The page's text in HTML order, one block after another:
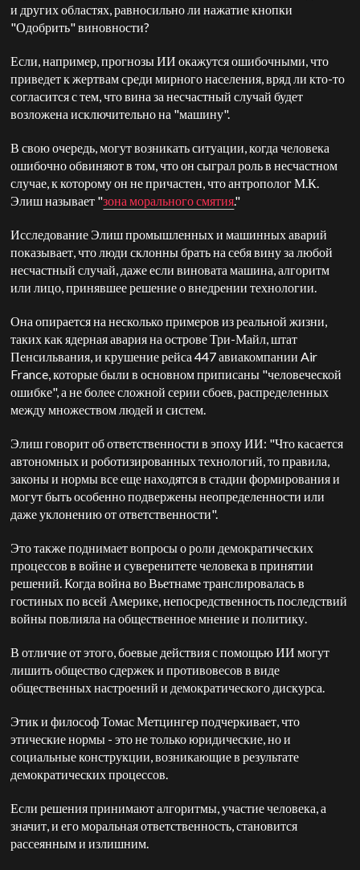
и других областях, равносильно ли нажатие кнопки
"Одобрить" виновности?
Если, например, прогнозы ИИ окажутся ошибочными, что
приведет к жертвам среди мирного населения, вряд ли кто-то
согласится с тем, что вина за несчастный случай будет
возложена исключительно на "машину".
В свою очередь, могут возникать ситуации, когда человека
ошибочно обвиняют в том, что он сыграл роль в несчастном
случае, к которому он не причастен, что антрополог М.К.
Элиш называет "зона морального смятия."
Исследование Элиш промышленных и машинных аварий
показывает, что люди склонны брать на себя вину за любой
несчастный случай, даже если виновата машина, алгоритм
или лицо, принявшее решение о внедрении технологии.
Она опирается на несколько примеров из реальной жизни,
таких как ядерная авария на острове Три-Майл, штат
Пенсильвания, и крушение рейса 447 авиакомпании Air
France, которые были в основном приписаны "человеческой
ошибке", а не более сложной серии сбоев, распределенных
между множеством людей и систем.
Элиш говорит об ответственности в эпоху ИИ: "Что касается
автономных и роботизированных технологий, то правила,
законы и нормы все еще находятся в стадии формирования и
могут быть особенно подвержены неопределенности или
даже уклонению от ответственности".
Это также поднимает вопросы о роли демократических
процессов в войне и суверенитете человека в принятии
решений. Когда война во Вьетнаме транслировалась в
гостиных по всей Америке, непосредственность последствий
войны повлияла на общественное мнение и политику.
В отличие от этого, боевые действия с помощью ИИ могут
лишить общество сдержек и противовесов в виде
общественных настроений и демократического дискурса.
Этик и философ Томас Метцингер подчеркивает, что
этические нормы - это не только юридические, но и
социальные конструкции, возникающие в результате
демократических процессов.
Если решения принимают алгоритмы, участие человека, а
значит, и его моральная ответственность, становится
рассеянным и излишним.